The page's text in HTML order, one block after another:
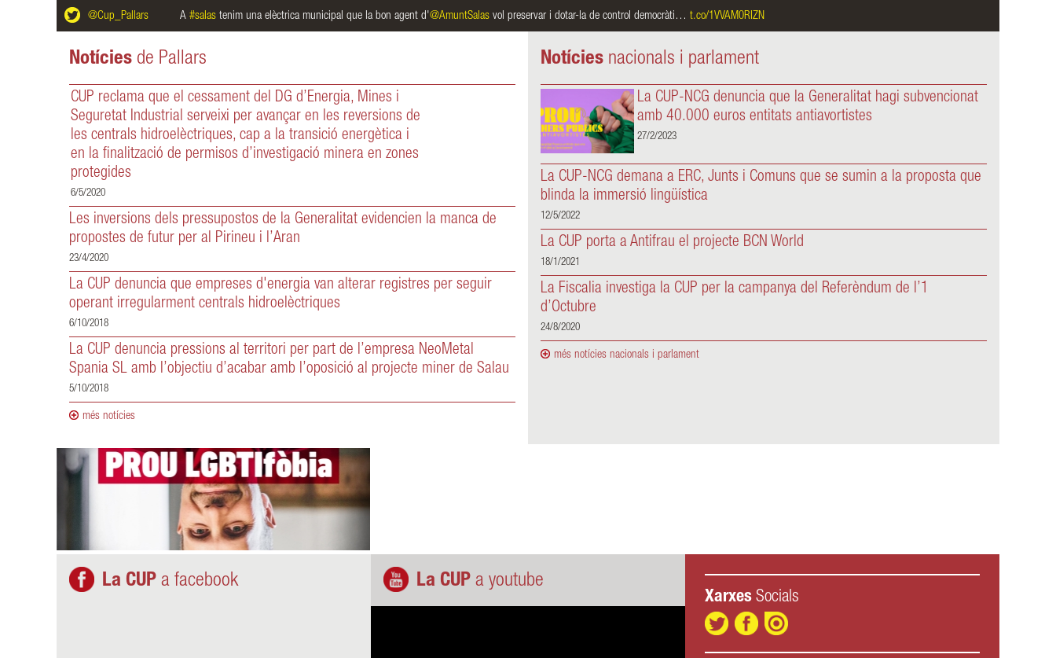
contribuint a tapar la renovació irregular que fa
anys es va fer al Registre d’Aigües de la
continua llegint
@Cup_Pallars
tenim una elèctrica municipal que la bon agent d'@AmuntSalasvol preservar i dotar-la de control democràti…t.co/1VVAM0RIZN
Notícies de Pallars
CUP reclama que el cessament del DG d’Energia, Mines i
Seguretat Industrial serveixi per avançar en les reversions de
les centrals hidroelèctriques, cap a la transició energètica i
en la finalització de permisos d’investigació minera en zones
protegides
6/5/2020
Les inversions dels pressupostos de la Generalitat evidencien la manca de
propostes de futur per al Pirineu i l’Aran
23/4/2020
La CUP denuncia que empreses d'energia van alterar registres per seguir
operant irregularment centrals hidroelèctriques
6/10/2018
La CUP denuncia pressions al territori per part de l’empresa NeoMetal
Spania SL amb l’objectiu d’acabar amb l’oposició al projecte miner de Salau
5/10/2018
més notícies
Notícies nacionals i parlament
La CUP-NCG denuncia que la Generalitat hagi subvencionat
amb 40.000 euros entitats antiavortistes
27/2/2023
La CUP-NCG demana a ERC, Junts i Comuns que se sumin a la proposta que
blinda la immersió lingüística
12/5/2022
La CUP porta a Antifrau el projecte BCN World
18/1/2021
La Fiscalia investiga la CUP per la campanya del Referèndum de l’1
d’Octubre
24/8/2020
més notícies nacionals i parlament
La CUP a facebook La CUP a youtube
Xarxes Socials